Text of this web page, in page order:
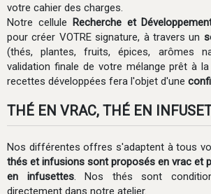
votre cahier des charges.
Notre cellule Recherche et
pour créer VOTRE signature, à travers un
(thés, plantes, fruits, épices, arômes
validation finale de votre mélange prêt à la
recettes développées fera l'objet d'une
THÉ EN VRAC, THÉ EN
Nos différentes offres s'adaptent à tous
thés et infusions sont proposés en vrac et
en infusettes. Nos thés sont
directement dans notre atelier.